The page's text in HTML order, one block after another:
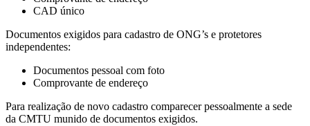
CAD único
Documentos exigidos para cadastro de ONG’s e protetores
independentes:
Documentos pessoal com foto
Comprovante de endereço
Para realização de novo cadastro comparecer pessoalmente a sede
da CMTU munido de documentos exigidos.